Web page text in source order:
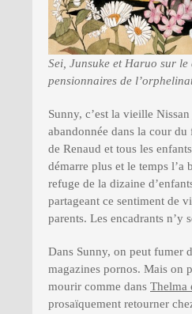
Sei, Junsuke et Haruo sur le
pensionnaires de
Sunny, c’est la vieille
abandonnée dans la cour
de Renaud et tous les
démarre plus et le temps l’a
refuge de la dizaine
partageant ce sentiment de
parents. Les encadrants n’y
Dans Sunny, on peut fumer
magazines pornos. Mais on
mourir comme dans Thelma
prosaïquement retourner